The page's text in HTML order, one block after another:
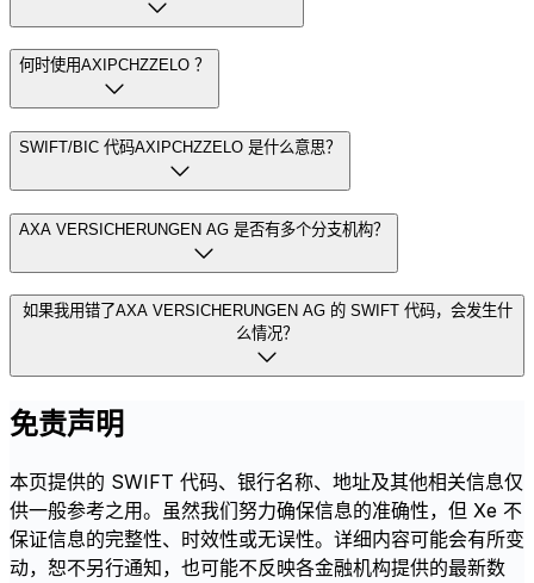
何时使用AXIPCHZZELO ？
SWIFT/BIC 代码AXIPCHZZELO 是什么意思？
AXA VERSICHERUNGEN AG 是否有多个分支机构？
如果我用错了AXA VERSICHERUNGEN AG 的 SWIFT 代码，会发生什
么情况？
免责声明
本页提供的 SWIFT 代码、银行名称、地址及其他相关信息仅
供一般参考之用。虽然我们努力确保信息的准确性，但 Xe 不
保证信息的完整性、时效性或无误性。详细内容可能会有所变
动，恕不另行通知，也可能不反映各金融机构提供的最新数